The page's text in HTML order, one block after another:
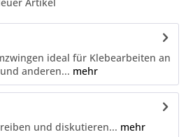
ideal für Klebearbeiten an
anderen... mehr
und diskutieren... mehr